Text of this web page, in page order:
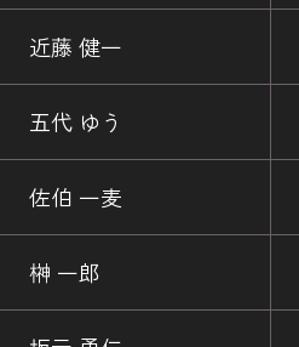
近藤 健一
五代 ゆう
佐伯 一麦
榊 一郎